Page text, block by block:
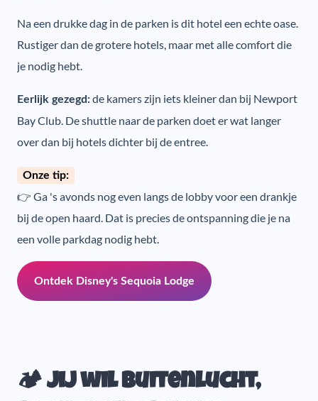
Na een drukke dag in de parken is dit hotel een echte oase.
Rustiger dan de grotere hotels, maar met alle comfort die
je nodig hebt.
Eerlijk gezegd:de kamers zijn iets kleiner dan bij Newport
Bay Club. De shuttle naar de parken doet er wat langer
over dan bij hotels dichter bij de entree.
Onze tip:
👉 Ga 's avonds nog even langs de lobby voor een drankje
bij de open haard. Dat is precies de ontspanning die je na
een volle parkdag nodig hebt.
Ontdek Disney's Sequoia Lodge
🏕️ Jij wil buitenlucht,